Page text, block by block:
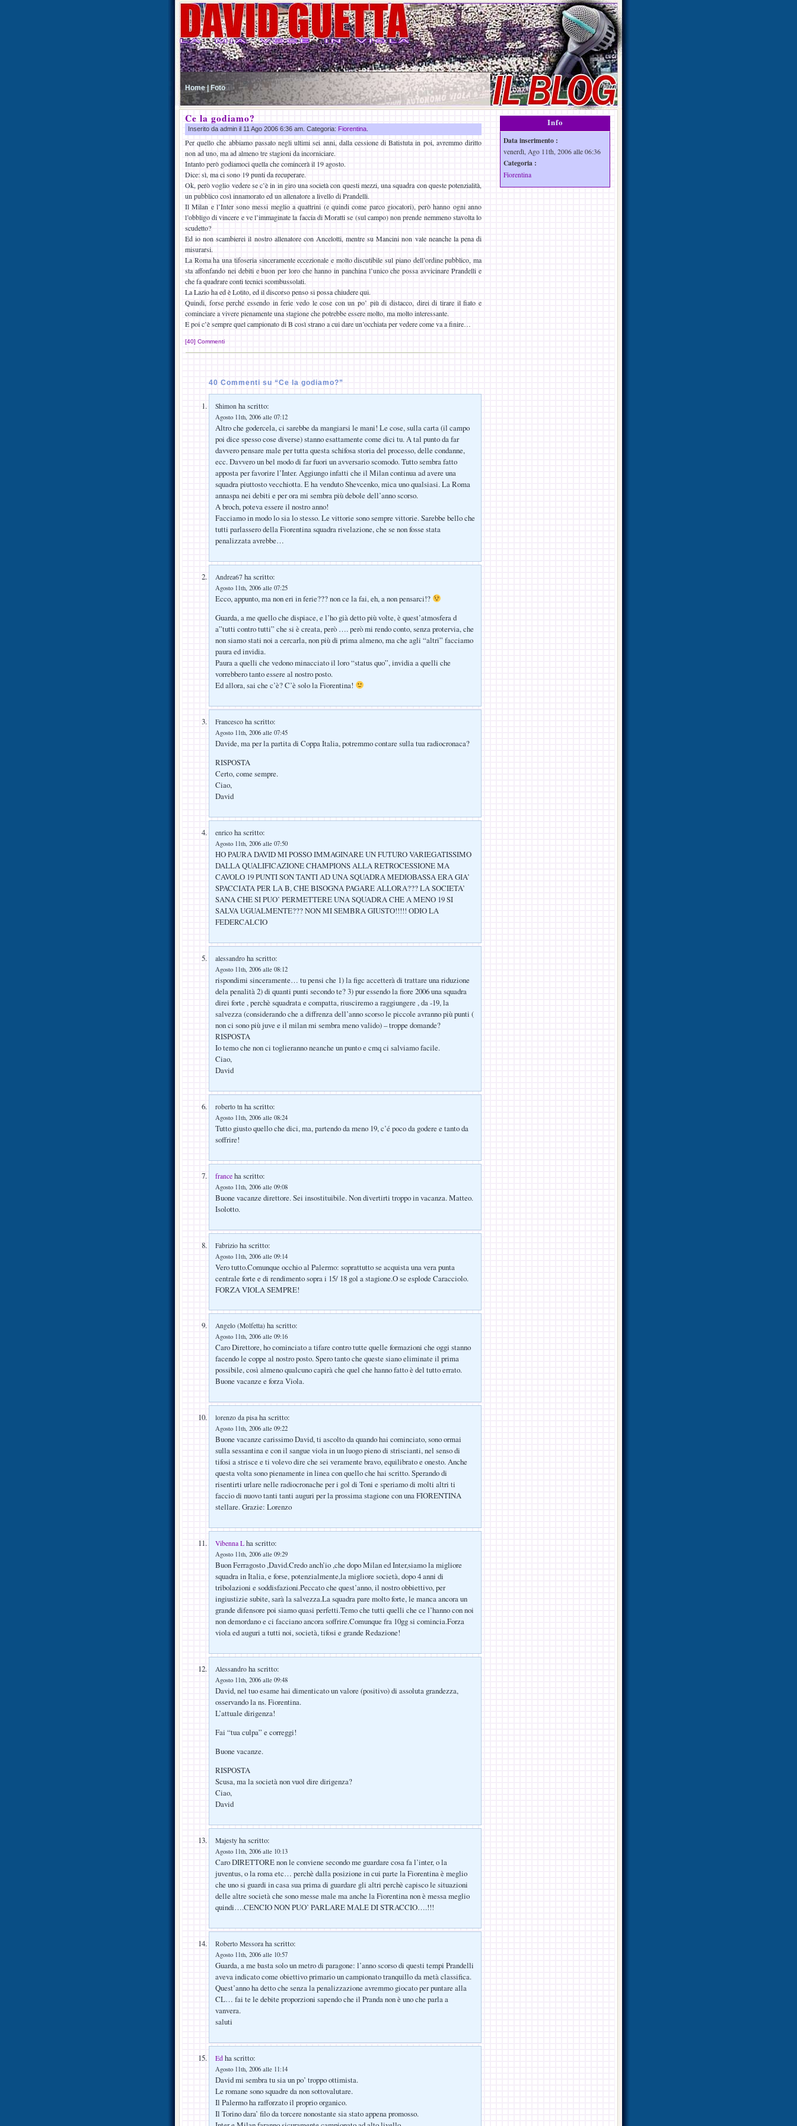
Home | Foto
Ce la godiamo?
Inserito da admin il 11 Ago 2006 6:36 am. Categoria: Fiorentina
Per quello che abbiamo passato negli ultimi sei anni, dalla cessione di Batistuta in poi, avremmo diritto
non ad uno, ma ad almeno tre stagioni da incorniciare.
Intanto però godiamoci quella che comincerà il 19 agosto.
Dice: sì, ma ci sono 19 punti da recuperare.
Ok, però voglio vedere se c’è in in giro una società con questi mezzi, una squadra con queste potenzialità,
un pubblico così innamorato ed un allenatore a livello di Prandelli.
Il Milan e l’Inter sono messi meglio a quattrini (e quindi come parco giocatori), però hanno ogni anno
l’obbligo di vincere e ve l’immaginate la faccia di Moratti se (sul campo) non prende nemmeno stavolta lo
scudetto?
Ed io non scambierei il nostro allenatore con Ancelotti, mentre su Mancini non vale neanche la pena di
misurarsi.
La Roma ha una tifoseria sinceramente eccezionale e molto discutibile sul piano dell’ordine pubblico, ma
sta affonfando nei debiti e buon per loro che hanno in panchina l’unico che possa avvicinare Prandelli e
che fa quadrare conti tecnici scombussolati.
La Lazio ha ed è Lotito, ed il discorso penso si possa chiudere qui.
Quindi, forse perché essendo in ferie vedo le cose con un po’ più di distacco, direi di tirare il fiato e
cominciare a vivere pienamente una stagione che potrebbe essere molto, ma molto interessante.
E poi c’è sempre quel campionato di B così strano a cui dare un’occhiata per vedere come va a finire…
[40] Commenti
40 Commenti su “Ce la godiamo?”
Shimon ha scritto:
Agosto 11th, 2006 alle 07:12
Altro che godercela, ci sarebbe da mangiarsi le mani! Le cose, sulla carta (il campo
poi dice spesso cose diverse) stanno esattamente come dici tu. A tal punto da far
davvero pensare male per tutta questa schifosa storia del processo, delle condanne,
ecc. Davvero un bel modo di far fuori un avversario scomodo. Tutto sembra fatto
apposta per favorire l’Inter. Aggiungo infatti che il Milan continua ad avere una
squadra piuttosto vecchiotta. E ha venduto Shevcenko, mica uno qualsiasi. La Roma
annaspa nei debiti e per ora mi sembra più debole dell’anno scorso.
A broch, poteva essere il nostro anno!
Facciamo in modo lo sia lo stesso. Le vittorie sono sempre vittorie. Sarebbe bello che
tutti parlassero della Fiorentina squadra rivelazione, che se non fosse stata
penalizzata avrebbe…
Andrea67 ha scritto:
Agosto 11th, 2006 alle 07:25
Ecco, appunto, ma non eri in ferie??? non ce la fai, eh, a non pensarci!?
Guarda, a me quello che dispiace, e l’ho già detto più volte, è quest’atmosfera d
a”tutti contro tutti” che si è creata, però …. però mi rendo conto, senza protervia, che
non siamo stati noi a cercarla, non più di prima almeno, ma che agli “altri” facciamo
paura ed invidia.
Paura a quelli che vedono minacciato il loro “status quo”, invidia a quelli che
vorrebbero tanto essere al nostro posto.
Ed allora, sai che c’è? C’è solo la Fiorentina!
Francesco ha scritto:
Agosto 11th, 2006 alle 07:45
Davide, ma per la partita di Coppa Italia, potremmo contare sulla tua radiocronaca?
RISPOSTA
Certo, come sempre.
Ciao,
David
enrico ha scritto:
Agosto 11th, 2006 alle 07:50
HO PAURA DAVID MI POSSO IMMAGINARE UN FUTURO VARIEGATISSIMO
DALLA QUALIFICAZIONE CHAMPIONS ALLA RETROCESSIONE MA
CAVOLO 19 PUNTI SON TANTI AD UNA SQUADRA MEDIOBASSA ERA GIA’
SPACCIATA PER LA B, CHE BISOGNA PAGARE ALLORA??? LA SOCIETA’
SANA CHE SI PUO’ PERMETTERE UNA SQUADRA CHE A MENO 19 SI
SALVA UGUALMENTE??? NON MI SEMBRA GIUSTO!!!!! ODIO LA
FEDERCALCIO
alessandro ha scritto:
Agosto 11th, 2006 alle 08:12
rispondimi sinceramente… tu pensi che 1) la figc accetterà di trattare una riduzione
dela penalità 2) di quanti punti secondo te? 3) pur essendo la fiore 2006 una squadra
direi forte , perchè squadrata e compatta, riusciremo a raggiungere , da -19, la
salvezza (considerando che a diffrenza dell’anno scorso le piccole avranno più punti (
non ci sono più juve e il milan mi sembra meno valido) – troppe domande?
RISPOSTA
Io temo che non ci toglieranno neanche un punto e cmq ci salviamo facile.
Ciao,
David
roberto tn ha scritto:
Agosto 11th, 2006 alle 08:24
Tutto giusto quello che dici, ma, partendo da meno 19, c’é poco da godere e tanto da
soffrire!
france ha scritto:
Agosto 11th, 2006 alle 09:08
Buone vacanze direttore. Sei insostituibile. Non divertirti troppo in vacanza. Matteo.
Isolotto.
Fabrizio ha scritto:
Agosto 11th, 2006 alle 09:14
Vero tutto.Comunque occhio al Palermo: soprattutto se acquista una vera punta
centrale forte e di rendimento sopra i 15/ 18 gol a stagione.O se esplode Caracciolo.
FORZA VIOLA SEMPRE!
Angelo (Molfetta) ha scritto:
Agosto 11th, 2006 alle 09:16
Caro Direttore, ho cominciato a tifare contro tutte quelle formazioni che oggi stanno
facendo le coppe al nostro posto. Spero tanto che queste siano eliminate il prima
possibile, così almeno qualcuno capirà che quel che hanno fatto è del tutto errato.
Buone vacanze e forza Viola.
lorenzo da pisa ha scritto:
Agosto 11th, 2006 alle 09:22
Buone vacanze carissimo David, ti ascolto da quando hai cominciato, sono ormai
sulla sessantina e con il sangue viola in un luogo pieno di striscianti, nel senso di
tifosi a strisce e ti volevo dire che sei veramente bravo, equilibrato e onesto. Anche
questa volta sono pienamente in linea con quello che hai scritto. Sperando di
risentirti urlare nelle radiocronache per i gol di Toni e speriamo di molti altri ti
faccio di nuovo tanti tanti auguri per la prossima stagione con una FIORENTINA
stellare. Grazie: Lorenzo
Vibenna L ha scritto:
Agosto 11th, 2006 alle 09:29
Buon Ferragosto ,David.Credo anch’io ,che dopo Milan ed Inter,siamo la migliore
squadra in Italia, e forse, potenzialmente,la migliore società, dopo 4 anni di
tribolazioni e soddisfazioni.Peccato che quest’anno, il nostro obbiettivo, per
ingiustizie subite, sarà la salvezza.La squadra pare molto forte, le manca ancora un
grande difensore poi siamo quasi perfetti.Temo che tutti quelli che ce l’hanno con noi
non demordano e ci facciano ancora soffrire.Comunque fra 10gg si comincia.Forza
viola ed auguri a tutti noi, società, tifosi e grande Redazione!
Alessandro ha scritto:
Agosto 11th, 2006 alle 09:48
David, nel tuo esame hai dimenticato un valore (positivo) di assoluta grandezza,
osservando la ns. Fiorentina.
L’attuale dirigenza!
Fai “tua culpa” e correggi!
Buone vacanze.
RISPOSTA
Scusa, ma la società non vuol dire dirigenza?
Ciao,
David
Majesty ha scritto:
Agosto 11th, 2006 alle 10:13
Caro DIRETTORE non le conviene secondo me guardare cosa fa l’inter, o la
juventus, o la roma etc… perchè dalla posizione in cui parte la Fiorentina è meglio
che uno si guardi in casa sua prima di guardare gli altri perchè capisco le situazioni
delle altre società che sono messe male ma anche la Fiorentina non è messa meglio
quindi….CENCIO NON PUO’ PARLARE MALE DI STRACCIO….!!!
Roberto Messora ha scritto:
Agosto 11th, 2006 alle 10:57
Guarda, a me basta solo un metro di paragone: l’anno scorso di questi tempi Prandelli
aveva indicato come obiettivo primario un campionato tranquillo da metà classifica.
Quest’anno ha detto che senza la penalizzazione avremmo giocato per puntare alla
CL… fai te le debite proporzioni sapendo che il Pranda non è uno che parla a
vanvera.
saluti
Ed ha scritto:
Agosto 11th, 2006 alle 11:14
David mi sembra tu sia un po’ troppo ottimista.
Le romane sono squadre da non sottovalutare.
Il Palermo ha rafforzato il proprio organico.
Il Torino dara’ filo da torcere nonostante sia stato appena promosso.
Info
Data inserimento :
venerdì, Ago 11th, 2006 alle 06:36
Categoria :
Fiorentina